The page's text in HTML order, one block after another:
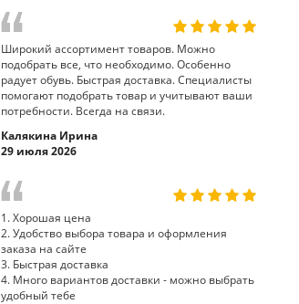
Широкий ассортимент товаров. Можно
подобрать все, что необходимо. Особенно
радует обувь. Быстрая доставка. Специалисты
помогают подобрать товар и учитывают ваши
потребности. Всегда на связи.
Калякина Ирина
29 июля 2026
1. Хорошая цена
2. Удобство выбора товара и оформления
заказа на сайте
3. Быстрая доставка
4. Много вариантов доставки - можно выбрать
удобный тебе